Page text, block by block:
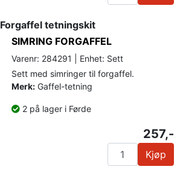
Forgaffel tetningskit
SIMRING FORGAFFEL
Varenr: 284291 | Enhet: Sett
Sett med simringer til forgaffel.
Merk: Gaffel-tetning
2 på lager i Førde
257,-
Kjøp